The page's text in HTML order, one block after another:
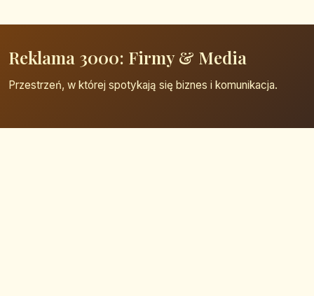
Reklama 3000: Firmy & Media
Przestrzeń, w której spotykają się biznes i komunikacja.